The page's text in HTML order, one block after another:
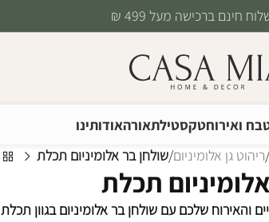
חינם ברכישה מעל 499 ₪
ואירוחטקסטילתאורהאודותינו
ריהוט גן אלומיניום/שולחן בר אלומיניום תכלת
תכלת
והאירוח שלכם עם שולחן בר אלומיניום בגוון